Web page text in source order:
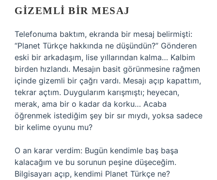
GIZEMLI BIR MESAJ
Telefonuma baktım, ekranda bir mesaj belirmişti:
“Planet Türkçe hakkında ne düşündün?” Gönderen
eski bir arkadaşım, lise yıllarından kalma… Kalbim
birden hızlandı. Mesajın basit görünmesine rağmen
içinde gizemli bir çağrı vardı. Mesajı açıp kapattım,
tekrar açtım. Duygularım karışmıştı; heyecan,
merak, ama bir o kadar da korku… Acaba
öğrenmek istediğim şey bir sır mıydı, yoksa sadece
bir kelime oyunu mu?
O an karar verdim: Bugün kendimle baş başa
kalacağım ve bu sorunun peşine düşeceğim.
Bilgisayarı açıp, kendimi Planet Türkçe ne?